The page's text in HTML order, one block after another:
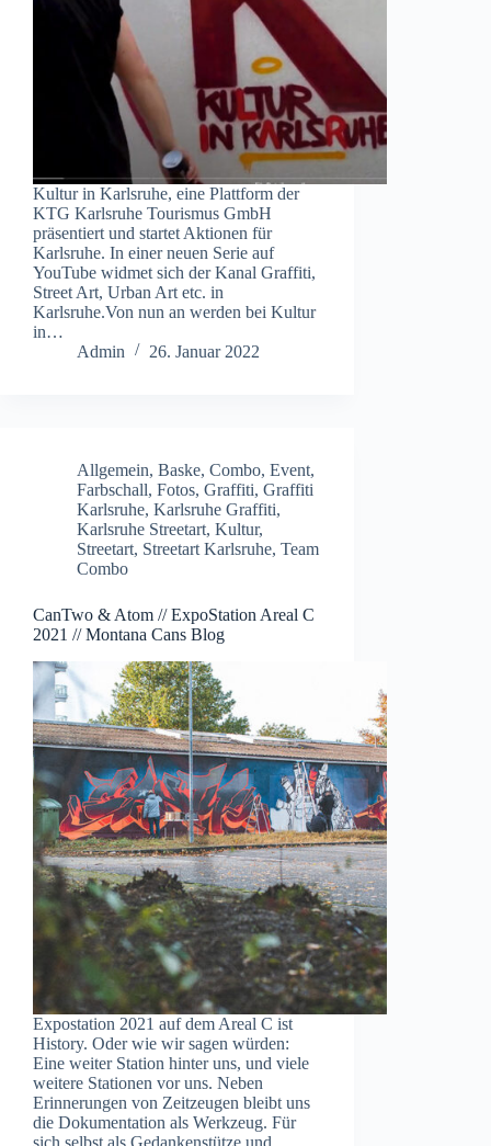
Kultur in Karlsruhe, eine Plattform der
KTG Karlsruhe Tourismus GmbH
präsentiert und startet Aktionen für
Karlsruhe. In einer neuen Serie auf
YouTube widmet sich der Kanal Graffiti,
Street Art, Urban Art etc. in
Karlsruhe.Von nun an werden bei Kultur
in…
Admin
26. Januar 2022
Allgemein, Baske, Combo, Event,
Farbschall, Fotos, Graffiti, Graffiti
Karlsruhe, Karlsruhe Graffiti,
Karlsruhe Streetart, Kultur,
Streetart, Streetart Karlsruhe, Team
Combo
CanTwo & Atom // ExpoStation Areal C
2021 // Montana Cans Blog
Expostation 2021 auf dem Areal C ist
History. Oder wie wir sagen würden:
Eine weiter Station hinter uns, und viele
weitere Stationen vor uns. Neben
Erinnerungen von Zeitzeugen bleibt uns
die Dokumentation als Werkzeug. Für